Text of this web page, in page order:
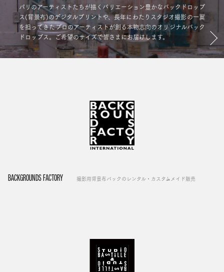
パリのアーティストたちが描くバリエーション豊かなバックドロップ
ス(背景布)のデジタルプリントや、長年にわたりスタジオ撮影の一翼
を担ってきたプロのアーティストが創る本物志向のオリジナルバック
ドロップス。ご希望のサイズで皆さまにお届けします。
BACKGROUNDS FACTORY 撮影用背景布バックのレンタル・カスタムメイド販売